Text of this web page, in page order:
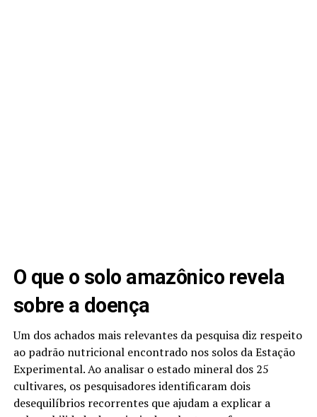
O que o solo amazônico revela
sobre a doença
Um dos achados mais relevantes da pesquisa diz respeito
ao padrão nutricional encontrado nos solos da Estação
Experimental. Ao analisar o estado mineral dos 25
cultivares, os pesquisadores identificaram dois
desequilíbrios recorrentes que ajudam a explicar a